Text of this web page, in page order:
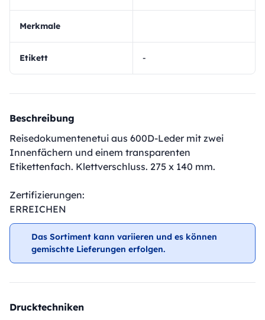
Merkmale
Etikett -
Beschreibung
Reisedokumentenetui aus 600D-Leder mit zwei
Innenfächern und einem transparenten
Etikettenfach. Klettverschluss. 275 x 140 mm.
Zertifizierungen:
ERREICHEN
Das Sortiment kann variieren und es können
gemischte Lieferungen erfolgen.
Drucktechniken